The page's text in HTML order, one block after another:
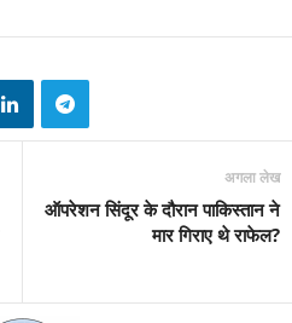
अगला लेख
ऑपरेशन सिंदूर के दौरान पाकिस्तान ने
मार गिराए थे राफेल?